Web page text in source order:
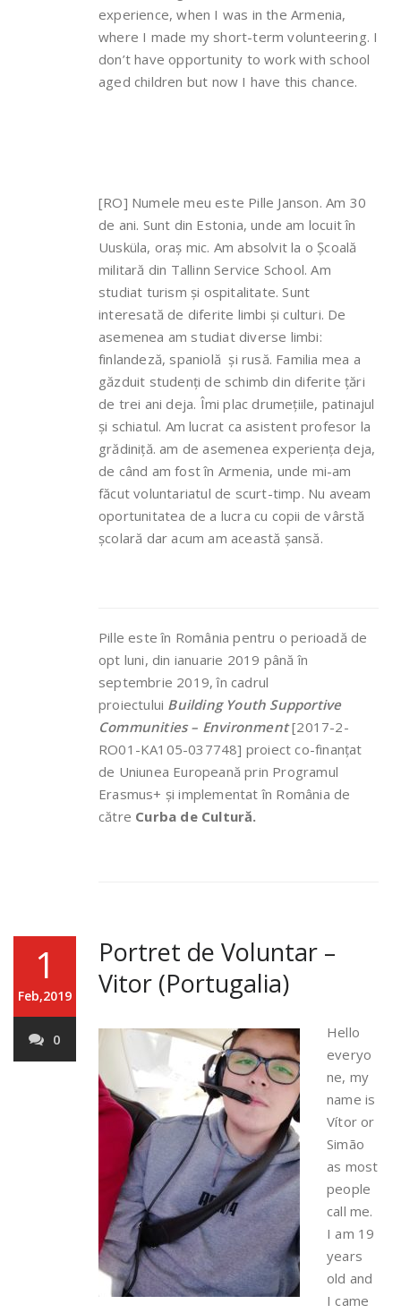
experience, when I was in the Armenia,
where I made my short-term volunteering. I
don’t have opportunity to work with school
aged children but now I have this chance.
[RO] Numele meu este Pille Janson. Am 30
de ani. Sunt din Estonia, unde am locuit în
Uusküla, oraș mic. Am absolvit la o Școală
militară din Tallinn Service School. Am
studiat turism și ospitalitate. Sunt
interesată de diferite limbi și culturi. De
asemenea am studiat diverse limbi:
finlandeză, spaniolă și rusă. Familia mea a
găzduit studenți de schimb din diferite țări
de trei ani deja. Îmi plac drumețiile, patinajul
și schiatul. Am lucrat ca asistent profesor la
grădiniță. am de asemenea experiența deja,
de când am fost în Armenia, unde mi-am
făcut voluntariatul de scurt-timp. Nu aveam
oportunitatea de a lucra cu copii de vârstă
școlară dar acum am această șansă.
Pille este în România pentru o perioadă de
opt luni, din ianuarie 2019 până în
septembrie 2019, în cadrul
proiectului Building Youth Supportive
Communities – Environment[2017-2-
RO01-KA105-037748] proiect co-finanțat
de Uniunea Europeană prin Programul
Erasmus+ și implementat în România de
către Curba de Cultură.
1
Feb,2019
0
Portret de Voluntar –
Vitor (Portugalia)
Hello
everyo
ne, my
name is
Vítor or
Simão
as most
people
call me.
I am 19
years
old and
I came